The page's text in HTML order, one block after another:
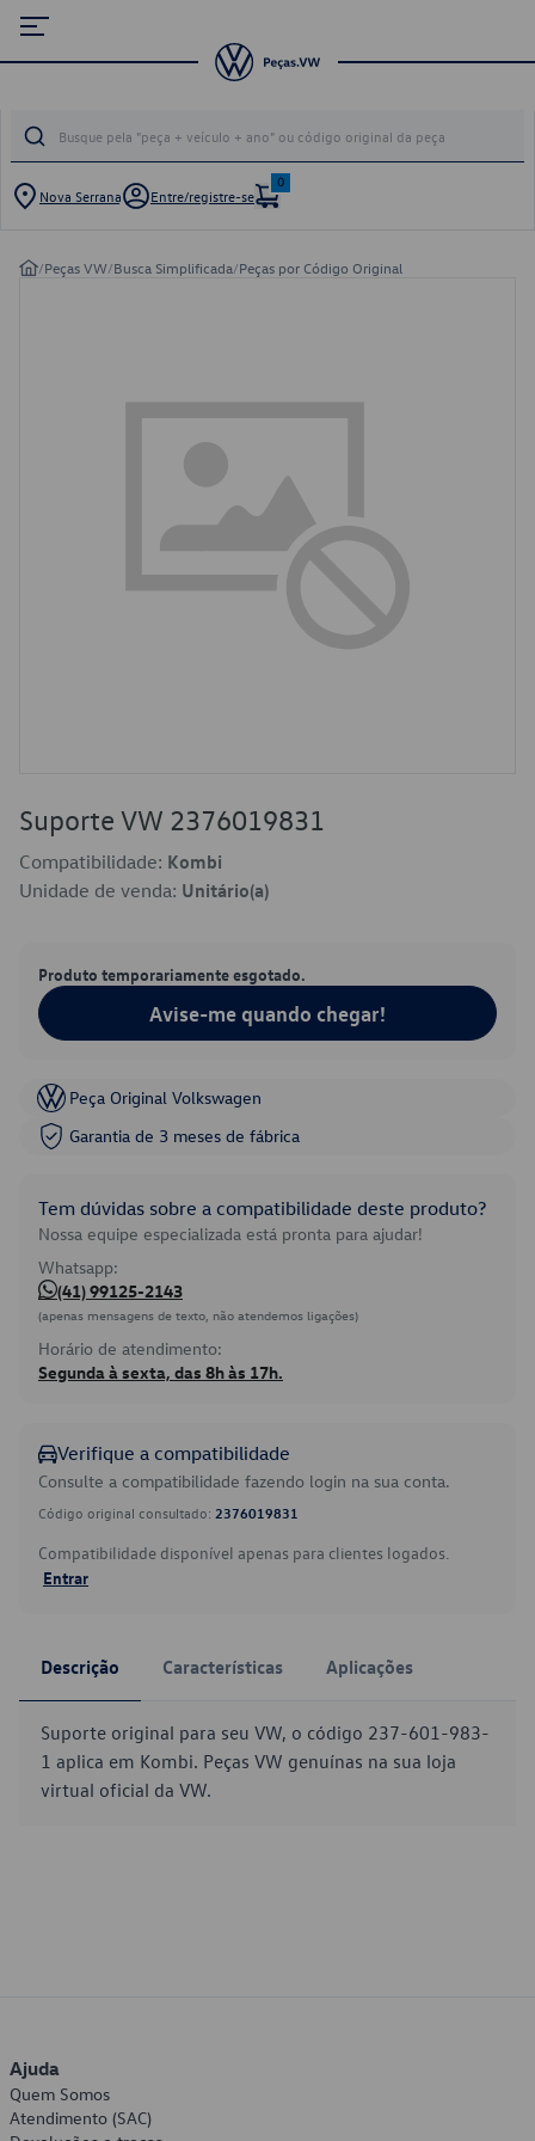
Nova Serrana Entre/registre-se
0
/Peças VW/Busca Simplificada/Peças por Código Original
Suporte VW 2376019831
Compatibilidade: Kombi
Unidade de venda: Unitário(a)
Produto temporariamente esgotado.
Avise-me quando chegar!
Peça Original Volkswagen
Garantia de 3 meses de fábrica
Tem dúvidas sobre a compatibilidade deste produto?
Nossa equipe especializada está pronta para ajudar!
Whatsapp:
(41) 99125-2143
(apenas mensagens de texto, não atendemos ligações)
Horário de atendimento:
Segunda à sexta, das 8h às 17h.
Verifique a compatibilidade
Consulte a compatibilidade fazendo login na sua conta.
Código original consultado: 2376019831
Compatibilidade disponível apenas para clientes logados.
Entrar
Descrição Características Aplicações
Suporte original para seu VW, o código 237-601-983-
1 aplica em Kombi. Peças VW genuínas na sua loja
virtual oficial da VW.
Ajuda
Quem Somos
Atendimento (SAC)